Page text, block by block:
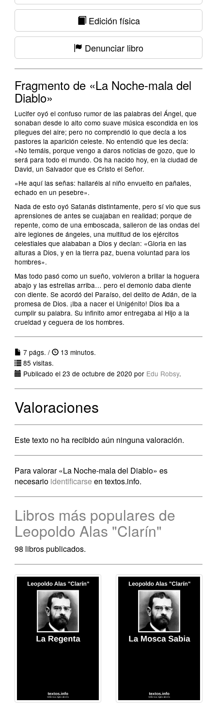
Edición física
Denunciar libro
Fragmento de «La Noche-mala del
Diablo»
Lucifer oyó el confuso rumor de las palabras del Ángel, que
sonaban desde lo alto como suave música escondida en los
pliegues del aire; pero no comprendió lo que decía a los
pastores la aparición celeste. No entendió que les decía:
«No temáis, porque vengo a daros noticias de gozo, que lo
será para todo el mundo. Os ha nacido hoy, en la ciudad de
David, un Salvador que es Cristo el Señor.
«He aquí las señas: hallaréis al niño envuelto en pañales,
echado en un pesebre».
Nada de esto oyó Satanás distintamente, pero sí vio que sus
aprensiones de antes se cuajaban en realidad; porque de
repente, como de una emboscada, salieron de las ondas del
aire legiones de ángeles, una multitud de los ejércitos
celestiales que alababan a Dios y decían: «Gloria en las
alturas a Dios, y en la tierra paz, buena voluntad para los
hombres».
Mas todo pasó como un sueño, volvieron a brillar la hoguera
abajo y las estrellas arriba… pero el demonio daba diente
con diente. Se acordó del Paraíso, del delito de Adán, de la
promesa de Dios. ¡Iba a nacer el Unigénito! Dios iba a
cumplir su palabra. Su infinito amor entregaba al Hijo a la
crueldad y ceguera de los hombres.
7 págs. /
13 minutos.
85 visitas.
Publicado el 23 de octubre de 2020 por Edu Robsy.
Valoraciones
Este texto no ha recibido aún ninguna valoración.
Para valorar «La Noche-mala del Diablo» es
necesario identificarse en textos.info.
Libros más populares de
Leopoldo Alas "Clarín"
98 libros publicados.